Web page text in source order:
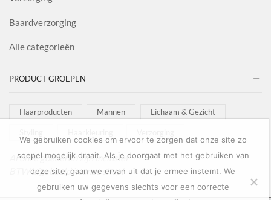
Baardverzorging
Alle categorieën
PRODUCT GROEPEN
Haarproducten Mannen Lichaam & Gezicht
Al onze goederen zijn inclusief
BTW afgebeeld in onze shop!
We gebruiken cookies om ervoor te zorgen dat onze site zo
soepel mogelijk draait. Als je doorgaat met het gebruiken van
deze site, gaan we ervan uit dat je ermee instemt. We
gebruiken uw gegevens slechts voor een correcte